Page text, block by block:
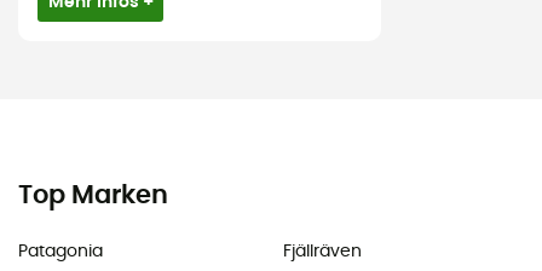
Top Marken
Patagonia
Fjällräven